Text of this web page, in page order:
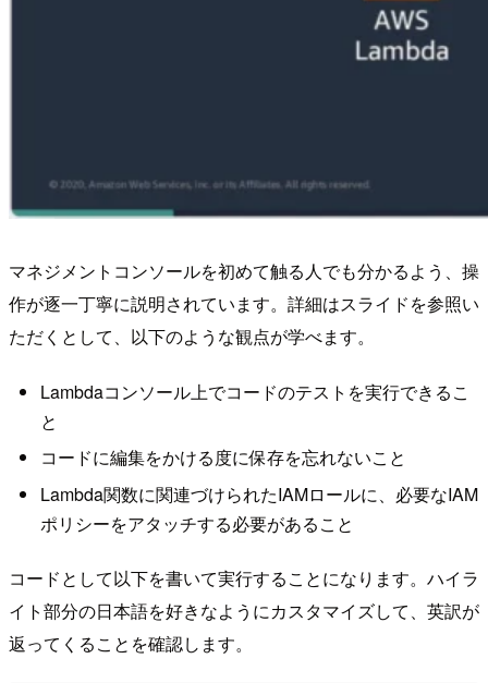
マネジメントコンソールを初めて触る人でも分かるよう、操
作が逐一丁寧に説明されています。詳細はスライドを参照い
ただくとして、以下のような観点が学べます。
Lambdaコンソール上でコードのテストを実行できるこ
と
コードに編集をかける度に保存を忘れないこと
Lambda関数に関連づけられたIAMロールに、必要なIAM
ポリシーをアタッチする必要があること
コードとして以下を書いて実行することになります。ハイラ
イト部分の日本語を好きなようにカスタマイズして、英訳が
返ってくることを確認します。